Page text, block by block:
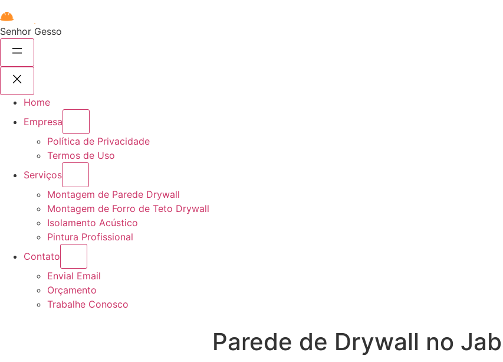
Senhor Gesso
Home
Empresa
Política de Privacidade
Termos de Uso
Serviços
Montagem de Parede Drywall
Montagem de Forro de Teto Drywall
Isolamento Acústico
Pintura Profissional
Contato
Envial Email
Orçamento
Trabalhe Conosco
Parede de Drywall no